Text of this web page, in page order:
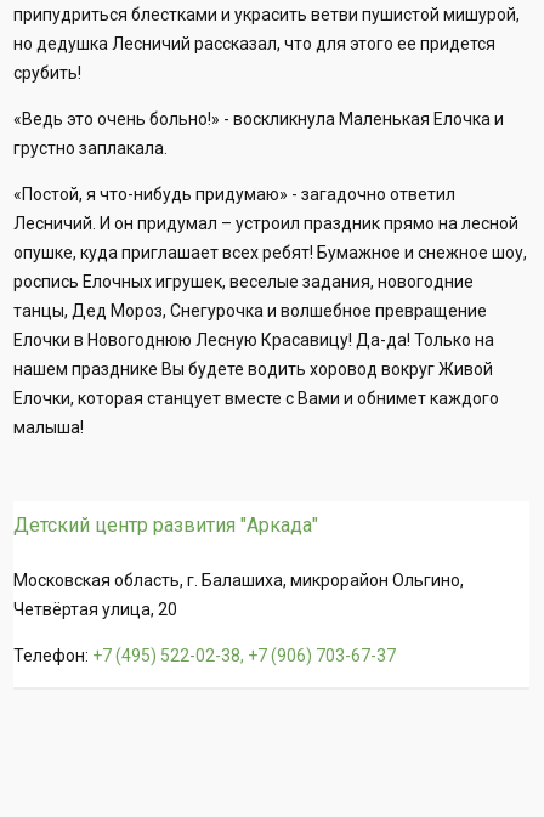
припудриться блестками и украсить ветви пушистой мишурой,
но дедушка Лесничий рассказал, что для этого ее придется
срубить!
«Ведь это очень больно!» - воскликнула Маленькая Елочка и
грустно заплакала.
«Постой, я что-нибудь придумаю» - загадочно ответил
Лесничий. И он придумал – устроил праздник прямо на лесной
опушке, куда приглашает всех ребят! Бумажное и снежное шоу,
роспись Елочных игрушек, веселые задания, новогодние
танцы, Дед Мороз, Снегурочка и волшебное превращение
Елочки в Новогоднюю Лесную Красавицу! Да-да! Только на
нашем празднике Вы будете водить хоровод вокруг Живой
Елочки, которая станцует вместе с Вами и обнимет каждого
малыша!
Детский центр развития "Аркада"
Московская область, г. Балашиха, микрорайон Ольгино,
Четвёртая улица, 20
Телефон: +7 (495) 522-02-38, +7 (906) 703-67-37